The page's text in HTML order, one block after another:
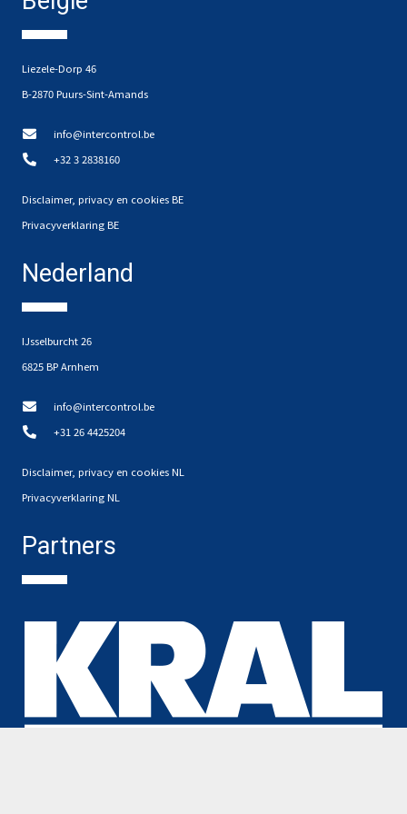
Liezele-Dorp 46
B-2870 Puurs-Sint-Amands
info@intercontrol.be
+32 3 2838160
Disclaimer, privacy en cookies BE
Privacyverklaring BE
Nederland
IJsselburcht 26
6825 BP Arnhem
info@intercontrol.be
+31 26 4425204
Disclaimer, privacy en cookies NL
Privacyverklaring NL
Partners